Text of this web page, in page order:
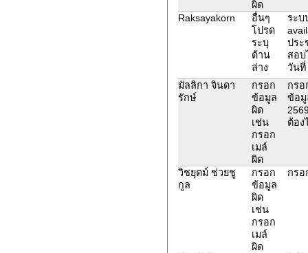
ผิด
Raksayakorn
อื่นๆ
โปรด
ระบุ
ด้าน
ล่าง
ระบ
ประ
สอบ
วันที่
มัลลิกา จินดา
รักษ์
กรอก
ข้อมูล
ผิด
เช่น
กรอก
เมล์
ผิด
กร
ข้อมู
ต้อง
วิชยุตม์ ช่วยชู
กูล
กรอก
ข้อมูล
ผิด
เช่น
กรอก
เมล์
ผิด
กรอ